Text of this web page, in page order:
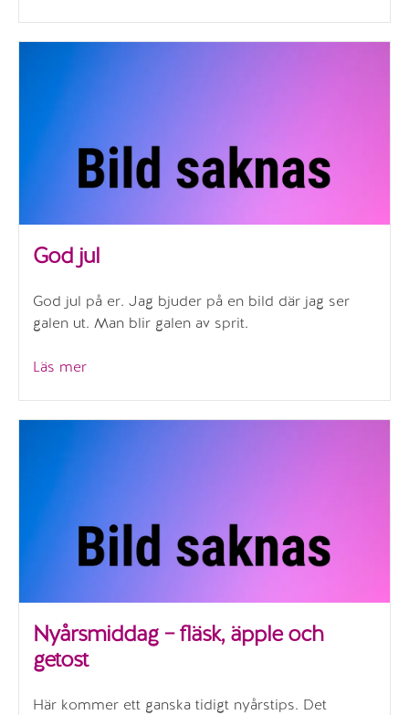
God jul
God jul på er. Jag bjuder på en bild där jag ser
galen ut. Man blir galen av sprit.
Läs mer”God
Nyårsmiddag – fläsk, äpple och
getost
Här kommer ett ganska tidigt nyårstips. Det